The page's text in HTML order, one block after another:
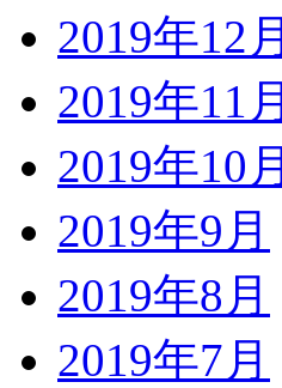
2019年12月
2019年11月
2019年10月
2019年9月
2019年8月
2019年7月